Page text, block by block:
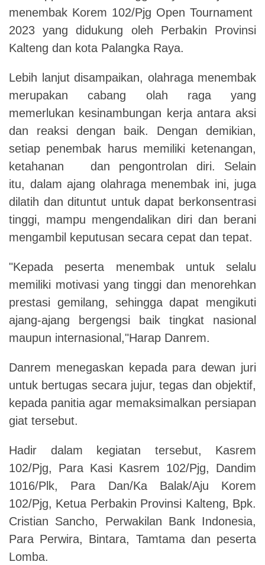
menembak Korem 102/Pjg Open Tournament
2023 yang didukung oleh Perbakin Provinsi
Kalteng dan kota Palangka Raya.
Lebih lanjut disampaikan, olahraga menembak
merupakan cabang olah raga yang
memerlukan kesinambungan kerja antara aksi
dan reaksi dengan baik. Dengan demikian,
setiap penembak harus memiliki ketenangan,
ketahanan dan pengontrolan diri. Selain
itu, dalam ajang olahraga menembak ini, juga
dilatih dan dituntut untuk dapat berkonsentrasi
tinggi, mampu mengendalikan diri dan berani
mengambil keputusan secara cepat dan tepat.
"Kepada peserta menembak untuk selalu
memiliki motivasi yang tinggi dan menorehkan
prestasi gemilang, sehingga dapat mengikuti
ajang-ajang bergengsi baik tingkat nasional
maupun internasional,"Harap Danrem.
Danrem menegaskan kepada para dewan juri
untuk bertugas secara jujur, tegas dan objektif,
kepada panitia agar memaksimalkan persiapan
giat tersebut.
Hadir dalam kegiatan tersebut, Kasrem
102/Pjg, Para Kasi Kasrem 102/Pjg, Dandim
1016/Plk, Para Dan/Ka Balak/Aju Korem
102/Pjg, Ketua Perbakin Provinsi Kalteng, Bpk.
Cristian Sancho, Perwakilan Bank Indonesia,
Para Perwira, Bintara, Tamtama dan peserta
Lomba.